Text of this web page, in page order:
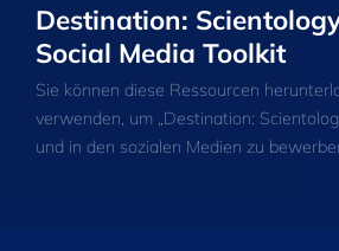
Destination:
Social Media Toolkit
Sie können diese Ressourcen
verwenden, um „Destination:
und in den sozialen Medien zu